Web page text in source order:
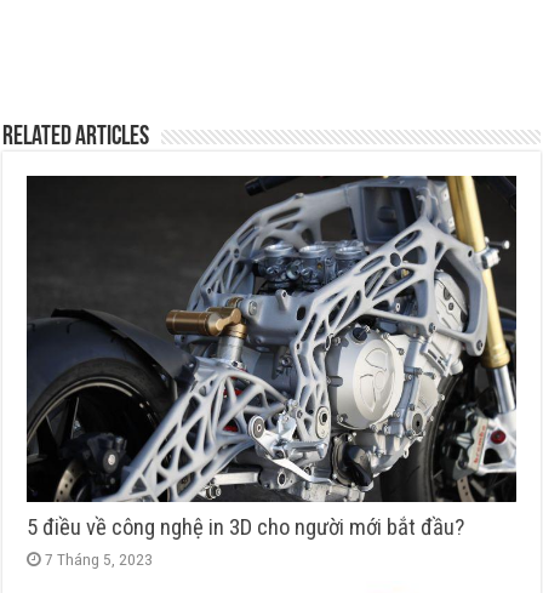
Related Articles
5 điều về công nghệ in 3D cho người mới bắt đầu?
7 Tháng 5, 2023